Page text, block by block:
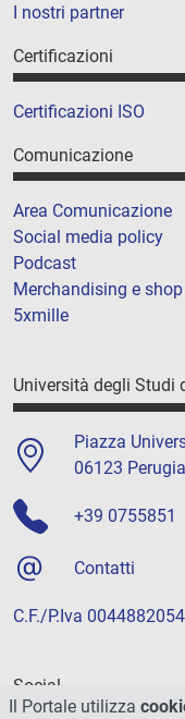
I nostri partner
Certificazioni
Certificazioni ISO
Comunicazione
Area Comunicazione
Social media policy
Podcast
Merchandising e shop
5xmille
Università degli Studi
Piazza
06123 Perugia
+39 0755851
Contatti
C.F./P.Iva
Social
Il Portale utilizza